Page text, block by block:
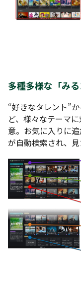
多種多様な「みる
“好きなタレント”
ど、様々なテーマ
意。お気に入りに
が自動検索され、見